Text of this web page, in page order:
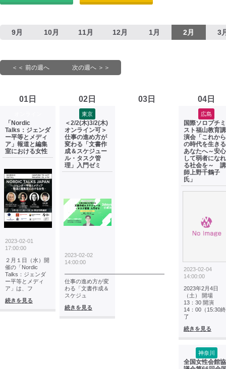
9月 10月 11月 12月 1月 2月 3
＜＜ 前の週へ 次の週へ ＞＞
01日
「Nordic
Talks：ジェンダ
ー平等とメディ
ア」報道と編集
室における女性
2023-02-01
17:00:00
２月１日（水）開
催の「Nordic
Talks：ジェンダ
ー平等とメディ
ア」は、フ
続きを見る
02日
東京
＜2/2(木)3/2(木)
オンライン可＞
仕事の進め方が
変わる「文書作
成＆スケジュー
ル・タスク管
理」入門ゼミ
2023-02-02
14:00:00
━━━━━━━━━━━━━━━━━━
仕事の進め方が変
わる「文書作成＆
スケジュ
続きを見る
03日 04日
広島
国際ソロプチミ
スト福山教育講
演会「これから
の時代を生きる
あなたへ～安心
して弱者になれ
る社会を～ 講
師上野千鶴子
氏」
2023-02-04
14:00:00
2023年2月4日
（土） 開場
13：30 開演
14：00（15:30終
了
続きを見る
神奈川
全国女性会館協